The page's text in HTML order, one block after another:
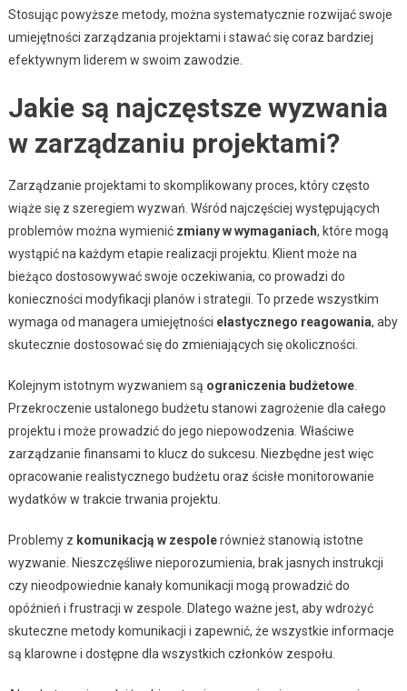
Stosując powyższe metody, można systematycznie rozwijać swoje
umiejętności zarządzania projektami i stawać się coraz bardziej
efektywnym liderem w swoim zawodzie.
Jakie są najczęstsze wyzwania
w zarządzaniu projektami?
Zarządzanie projektami to skomplikowany proces, który często
wiąże się z szeregiem wyzwań. Wśród najczęściej występujących
problemów można wymienić zmiany w wymaganiach, które mogą
wystąpić na każdym etapie realizacji projektu. Klient może na
bieżąco dostosowywać swoje oczekiwania, co prowadzi do
konieczności modyfikacji planów i strategii. To przede wszystkim
wymaga od managera umiejętności elastycznego reagowania, aby
skutecznie dostosować się do zmieniających się okoliczności.
Kolejnym istotnym wyzwaniem są ograniczenia budżetowe.
Przekroczenie ustalonego budżetu stanowi zagrożenie dla całego
projektu i może prowadzić do jego niepowodzenia. Właściwe
zarządzanie finansami to klucz do sukcesu. Niezbędne jest więc
opracowanie realistycznego budżetu oraz ścisłe monitorowanie
wydatków w trakcie trwania projektu.
Problemy z komunikacją w zespolerównież stanowią istotne
wyzwanie. Nieszczęśliwe nieporozumienia, brak jasnych instrukcji
czy nieodpowiednie kanały komunikacji mogą prowadzić do
opóźnień i frustracji w zespole. Dlatego ważne jest, aby wdrożyć
skuteczne metody komunikacji i zapewnić, że wszystkie informacje
są klarowne i dostępne dla wszystkich członków zespołu.